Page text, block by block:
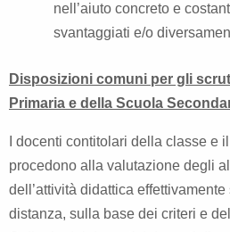
nell’aiuto concreto e
svantaggiati e/o
Disposizioni comuni per gli
Primaria e della Scuola
I docenti contitolari della classe e
procedono alla valutazione degli
dell’attività didattica
distanza, sulla base dei criteri e